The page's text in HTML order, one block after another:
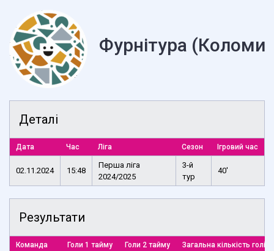
Фурнітура
Деталі
Дата Час Ліга Сезон Ігровий час
02.11.2024 15:48
Перша ліга
2024/2025
3-й
тур
40'
Результати
Команда Голи 1 тайму Голи 2 тайму Загальна кількість голів